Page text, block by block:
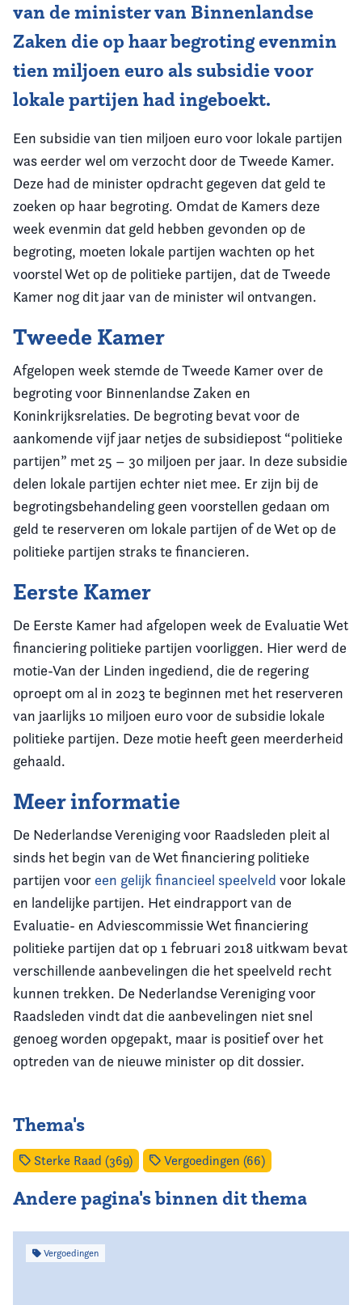
van de minister van Binnenlandse
Zaken die op haar begroting evenmin
tien miljoen euro als subsidie voor
lokale partijen had ingeboekt.
Een subsidie van tien miljoen euro voor lokale partijen
was eerder wel om verzocht door de Tweede Kamer.
Deze had de minister opdracht gegeven dat geld te
zoeken op haar begroting. Omdat de Kamers deze
week evenmin dat geld hebben gevonden op de
begroting, moeten lokale partijen wachten op het
voorstel Wet op de politieke partijen, dat de Tweede
Kamer nog dit jaar van de minister wil ontvangen.
Tweede Kamer
Afgelopen week stemde de Tweede Kamer over de
begroting voor Binnenlandse Zaken en
Koninkrijksrelaties. De begroting bevat voor de
aankomende vijf jaar netjes de subsidiepost “politieke
partijen” met 25 – 30 miljoen per jaar. In deze subsidie
delen lokale partijen echter niet mee. Er zijn bij de
begrotingsbehandeling geen voorstellen gedaan om
geld te reserveren om lokale partijen of de Wet op de
politieke partijen straks te financieren.
Eerste Kamer
De Eerste Kamer had afgelopen week de Evaluatie Wet
financiering politieke partijen voorliggen. Hier werd de
motie-Van der Linden ingediend, die de regering
oproept om al in 2023 te beginnen met het reserveren
van jaarlijks 10 miljoen euro voor de subsidie lokale
politieke partijen. Deze motie heeft geen meerderheid
gehaald.
Meer informatie
De Nederlandse Vereniging voor Raadsleden pleit al
sinds het begin van de Wet financiering politieke
partijen voor een gelijk financieel speelveld voor lokale
en landelijke partijen. Het eindrapport van de
Evaluatie- en Adviescommissie Wet financiering
politieke partijen dat op 1 februari 2018 uitkwam bevat
verschillende aanbevelingen die het speelveld recht
kunnen trekken. De Nederlandse Vereniging voor
Raadsleden vindt dat die aanbevelingen niet snel
genoeg worden opgepakt, maar is positief over het
optreden van de nieuwe minister op dit dossier.
Thema's
Sterke Raad (369) Vergoedingen (66)
Andere pagina's binnen dit thema
Vergoedingen